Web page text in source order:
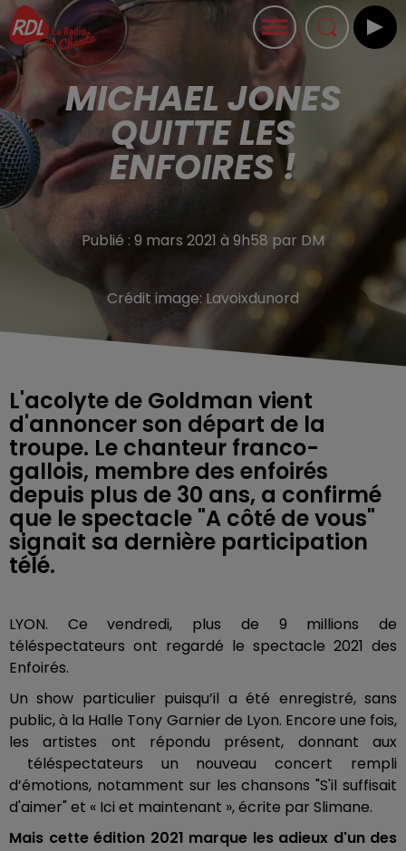
MICHAEL JONES
QUITTE LES
ENFOIRES !
Publié : 9 mars 2021 à 9h58 par DM
Crédit image:Lavoixdunord
L'acolyte de Goldman vient
d'annoncer son départ de la
troupe. Le chanteur franco-
gallois, membre des enfoirés
depuis plus de 30 ans, a confirmé
que le spectacle "A côté de vous"
signait sa dernière participation
télé.
LYON. Ce vendredi, plus de 9 millions de
téléspectateurs ont regardé le spectacle 2021 des
Enfoirés.
Un show particulier puisqu’il a été enregistré, sans
public, à la Halle Tony Garnier de Lyon. Encore une fois,
les artistes ont répondu présent, donnant aux
téléspectateurs un nouveau concert rempli
d’émotions, notamment sur les chansons "S'il suffisait
d'aimer" et « Ici et maintenant », écrite par Slimane.
Mais cette édition 2021 marque les adieux d'un des